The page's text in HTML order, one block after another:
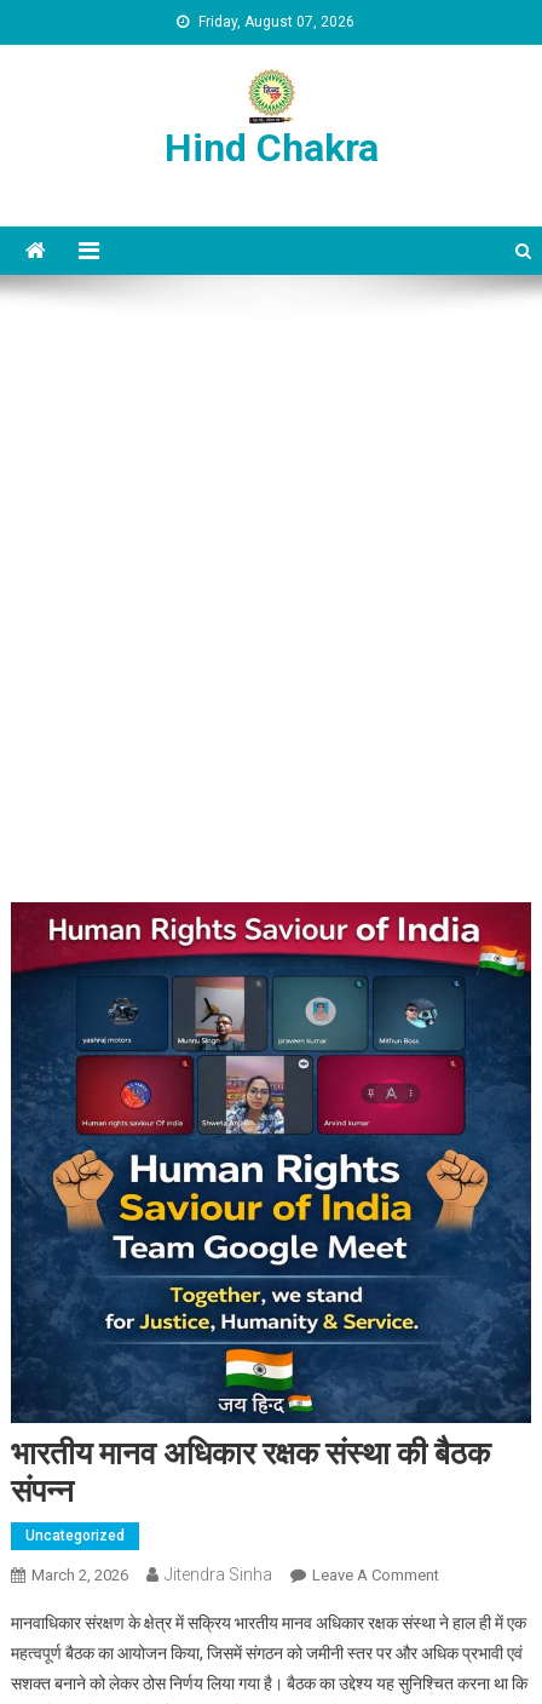
Friday, August 07, 2026
Hind Chakra
भारतीय मानव अधिकार रक्षक संस्था की बैठक
संपन्न
Uncategorized
March 2, 2026 Jitendra Sinha Leave A CommentOn भारतीय मानव
संस्था की बैठक
संपन्न
मानवाधिकार संरक्षण के क्षेत्र में सक्रिय भारतीय मानव अधिकार रक्षक संस्था ने हाल ही में एक
महत्वपूर्ण बैठक का आयोजन किया, जिसमें संगठन को जमीनी स्तर पर और अधिक प्रभावी एवं
सशक्त बनाने को लेकर ठोस निर्णय लिया गया है। बैठक का उद्देश्य यह सुनिश्चित करना था कि